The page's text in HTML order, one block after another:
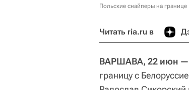
Польские снайперы на
Читать ria.ru в
ВАРШАВА, 22 июн —
границу с